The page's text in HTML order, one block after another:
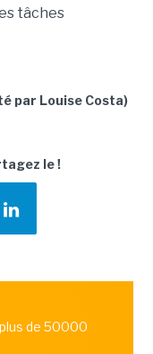
tâches
par Louise Costa)
le !
de 50000